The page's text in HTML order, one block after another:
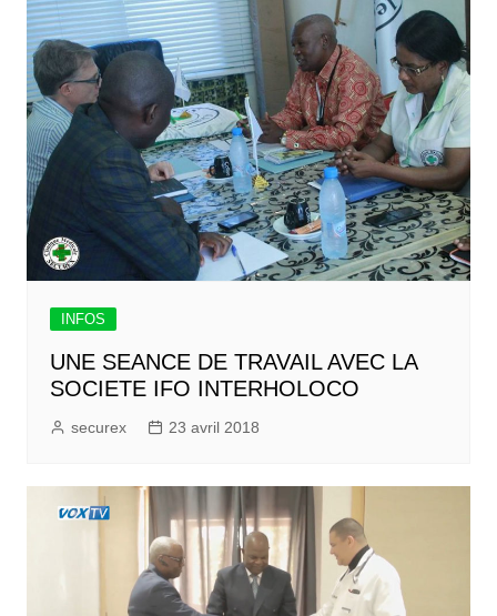
INFOS
UNE SEANCE DE TRAVAIL AVEC LA
SOCIETE IFO INTERHOLOCO
securex 23 avril 2018